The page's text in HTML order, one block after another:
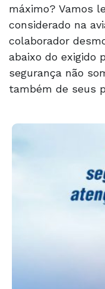
máximo? Vamos
considerado na
colaborador
abaixo do exigido
segurança não
também de seus